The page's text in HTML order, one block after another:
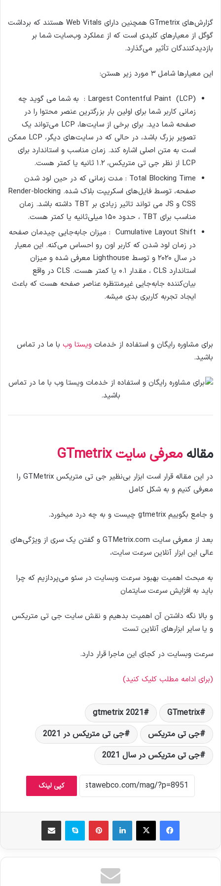
گزارش‌های GTmetrix همچنین دارای Web Vitals هستند که برداشت
گوگل از معیارهای کلیدی است که از عملکرد وب‌سایت شما بر
بازدیدکنندگان تأثیر می‌گذارد.
این معیارها شامل ۳ مورد زیر هستن:
Largest Contentful Paint (LCP) : به شما می گوید چه
زمانی کاربر شما برای اولین بار بزرگترین عنصر محتوا را در
صفحه شما دید. برای برخی از سایت‌ها، LCP می‌تواند یک
تصویر بزرگ باشد، در حالی که در سایت‌های دیگر، LCP ممکن
است به متن اصلی اشاره کند. زمان مناسب و استاندارد برای
LCP از نظر جی تی متریکس، ۱.۲ ثانیه یا کمتر هست.
Total Blocking Time : مدت زمانی که در حین لود شدن
صفحه، توسط فایل‌های اسکریپت بلاک شده. Render-blocking
CSS و JS می تواند تاثیر زیادی بر TBT داشته باشد. زمان
مناسب برای TBT ، حدود ۱۵۰ میلی‌ثانیه یا کمتر هست.
Cumulative Layout Shift : میزان جابه‌جایی چیدمان صفحه
در زمان لود شدن که کاربر اون رو احساس می‌کنه. این معیار
در سال ۲۰۲۰ و توسط Lighthouse معرفی شده و میزان
استاندارد CLS ، مقدار ۰.۱ یا کمتر هست. CLS در واقع
بیان‌کننده جابه‌جایی غیرمنتظره عناصر صفحه هست که باعث
ایجاد تجربه کاربری بدی میشه.
برای مشاوره رایگان و استفاده از خدمات ویستا وب با ما در تماس
باشید.
مقالهمعرفی سایت GTmetrix
در این مقاله قرار است ابزار بی‌نظیر جی تی متریکس GTMetrix را
معرفی کنیم و به شکل کامل
و جامع بگوییم gtmetrix چیست و به چه درد میخورد.
بعد از معرفی سایت GTMetrix.com و گفتن یک سری از ویژگی‌های
عالی این ابزار آنلاین سرعت سایت،
به مبحث اهمیت بهبود سرعت وبسایت در سئو می‌پردازیم که چرا
باید به افزایش سرعت سایتمان
و بالا نگه داشتن آن اهمیت بدهیم و نقش سایت جی تی متریکس
و یا سایر ابزارهای آنلاین تست
سرعت وبسایت در کجای این ماجرا قرار دارد.
(برای ادامه مطلب کلیک کنید)
GTmetrix
gtmetrix 2021
جی تی متریکس
جی تی متریکس در 2021
جی تی متریکس در سال 2021
کپی لینک
فیس بوک لینکدین ‫پین‌ترست اسکایپ